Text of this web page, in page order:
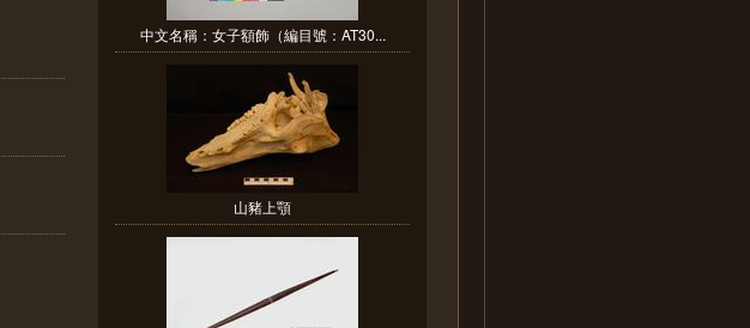
中文名稱：女子額飾（編目號：AT30...
山豬上顎